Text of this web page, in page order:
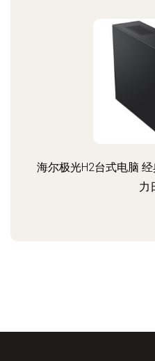
海尔极光H2台式电脑
力